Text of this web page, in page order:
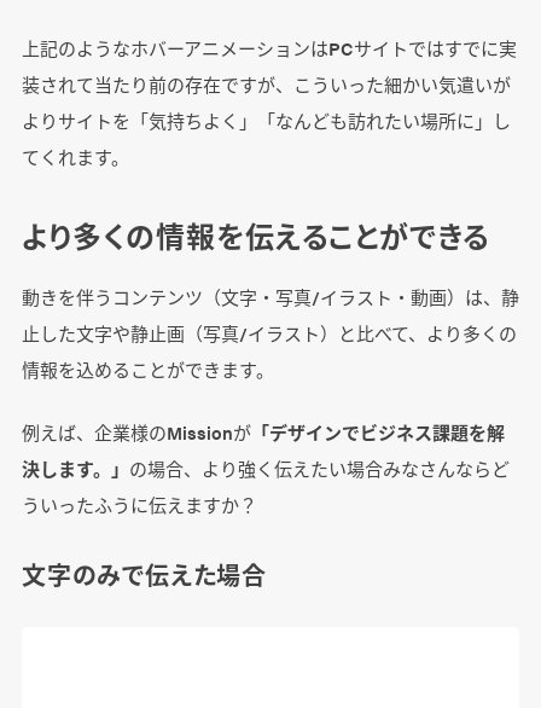
上記のようなホバーアニメーションはPCサイトではすでに実
装されて当たり前の存在ですが、こういった細かい気遣いが
よりサイトを「気持ちよく」「なんども訪れたい場所に」し
てくれます。
より多くの情報を伝えることができる
動きを伴うコンテンツ（文字・写真/イラスト・動画）は、静
止した文字や静止画（写真/イラスト）と比べて、より多くの
情報を込めることができます。
例えば、企業様のMissionが「デザインでビジネス課題を解
決します。」 の場合、より強く伝えたい場合みなさんならど
ういったふうに伝えますか？
文字のみで伝えた場合